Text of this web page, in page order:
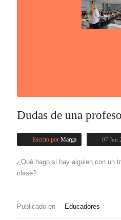
Dudas de una
Escrito por Marga 07 Jun
¿Qué hago si hay alguien con un
clase?
Publicado en Educadores